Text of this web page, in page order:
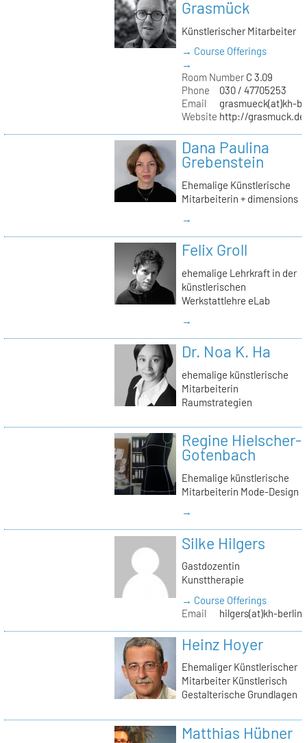
Grasmück
Künstlerischer Mitarbeiter
→ Course Offerings
→
Room NumberC 3.09
Phone
030 / 47705253
Email
grasmueck(at)kh-
Website http://
Dana Paulina
Grebenstein
Ehemalige Künstlerische
Mitarbeiterin + dimensions
→
Felix Groll
ehemalige Lehrkraft in der
künstlerischen
Werkstattlehre eLab
→
Dr. Noa K. Ha
ehemalige künstlerische
Mitarbeiterin
Raumstrategien
Regine Hielscher-
Gotenbach
Ehemalige künstlerische
Mitarbeiterin Mode-Design
→
Silke Hilgers
Gastdozentin
Kunsttherapie
→ Course Offerings
Email
hilgers(at)kh-
Heinz Hoyer
Ehemaliger Künstlerischer
Mitarbeiter Künstlerisch
Gestalterische Grundlagen
Matthias Hübner